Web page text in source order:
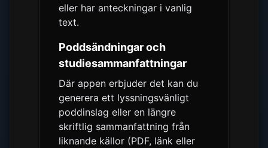
eller har anteckningar i vanlig
text.
Poddsändningar och
studiesammanfattningar
Där appen erbjuder det kan du
generera ett lyssningsvänligt
poddinslag eller en längre
skriftlig sammanfattning från
liknande källor (PDF, länk eller